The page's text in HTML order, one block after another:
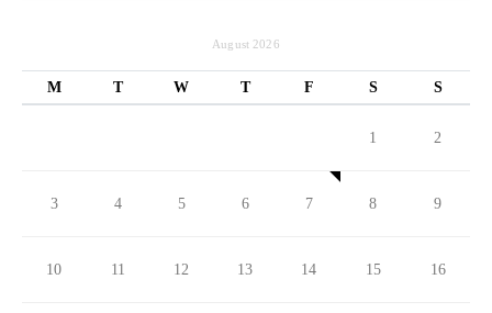
August 2026
M T W T F S S
1 2
3 4 5 6 7 8 9
10 11 12 13 14 15 16